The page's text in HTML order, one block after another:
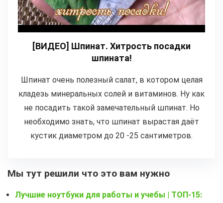
[ВИДЕО] Шпинат. Хитрость посадки
шпината!
Шпинат очень полезный салат, в котором целая
кладезь минеральных солей и витаминов. Ну как
не посадить такой замечательный шпинат. Но
необходимо знать, что шпинат вырастая даёт
кустик диаметром до 20 -25 сантиметров.
Мы тут решили что это вам нужно
Лучшие ноутбуки для работы и учебы | ТОП-15: